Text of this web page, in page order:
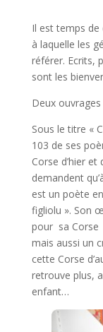
Il est temps de
à laquelle les
référer. Ecrits,
sont les
Deux
Sous le titre «
103 de ses
Corse d’hier et
demandent
est un poète
figliolu ». Son
pour sa Corse
mais aussi un
cette Corse
retrouve plus,
enfant…